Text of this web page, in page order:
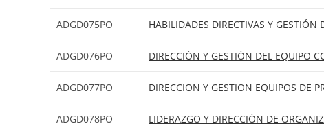
ADGD075PO HABILIDADES DIRECTIVAS Y GESTIÓN
ADGD076PO DIRECCIÓN Y GESTIÓN DEL EQUIPO
ADGD077PO DIRECCION Y GESTION EQUIPOS DE
ADGD078PO LIDERAZGO Y DIRECCIÓN DE